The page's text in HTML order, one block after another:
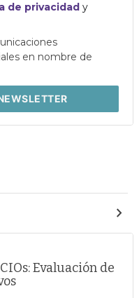
de privacidad y
en nombre de
Evaluación de